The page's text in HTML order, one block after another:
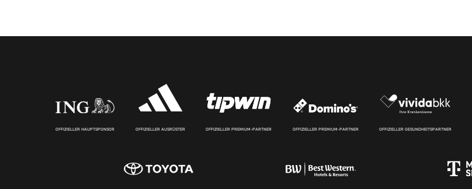
OFFIZIELLER HAUPTSPONSOR OFFIZIELLER AUSRÜSTER OFFIZIELLER PREMIUM-PARTNER OFFIZIELLER PREMIUM-PARTNER OFFIZIELLER GESUNDHEITSPARTNER